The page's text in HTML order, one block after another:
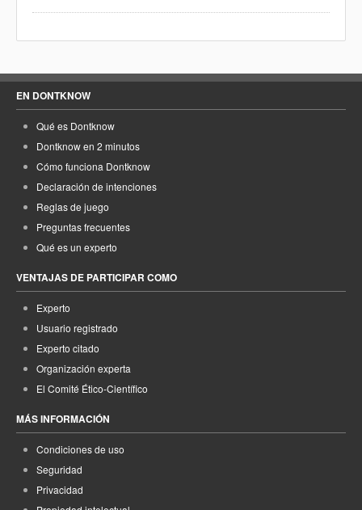
EN DONTKNOW
Qué es Dontknow
Dontknow en 2 minutos
Cómo funciona Dontknow
Declaración de intenciones
Reglas de juego
Preguntas frecuentes
Qué es un experto
VENTAJAS DE PARTICIPAR COMO
Experto
Usuario registrado
Experto citado
Organización experta
El Comité Ético-Científico
MÁS INFORMACIÓN
Condiciones de uso
Seguridad
Privacidad